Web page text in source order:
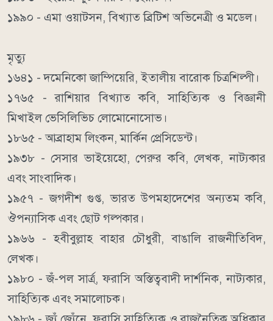
১৯৯০ - এমা ওয়াটসন, বিখ্যাত ব্রিটিশ অভিনেত্রী ও মডেল।
মৃত্যু
১৬৪১ - দমেনিকো জাম্পিয়েরি, ইতালীয় বারোক চিত্রশিল্পী।
১৭৬৫ - রাশিয়ার বিখ্যাত কবি, সাহিত্যিক ও বিজ্ঞানী
মিখাইল ভেসিলিভিচ লোমোনোসোভ।
১৮৬৫ - আব্রাহাম লিংকন, মার্কিন প্রেসিডেন্ট।
১৯৩৮ - সেসার ভাইয়েহো, পেরুর কবি, লেখক, নাট্যকার
এবং সাংবাদিক।
১৯৫৭ - জগদীশ গুপ্ত, ভারত উপমহাদেশের অন্যতম কবি,
ঔপন্যাসিক এবং ছোট গল্পকার।
১৯৬৬ - হবীবুল্লাহ বাহার চৌধুরী, বাঙালি রাজনীতিবিদ,
লেখক।
১৯৮০ - জঁ-পল সার্ত্র্‌, ফরাসি অস্তিত্ববাদী দার্শনিক, নাট্যকার,
সাহিত্যিক এবং সমালোচক।